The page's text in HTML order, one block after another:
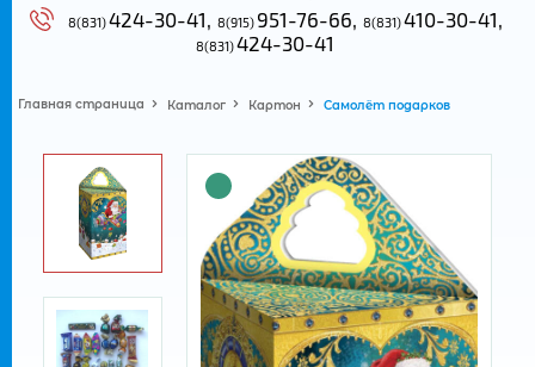
8(831)424-30-41, 8(915) 951-76-66, 8(831)410-30-41
8(831)424-30-41
Главная страница Каталог Картон Самолёт подарков